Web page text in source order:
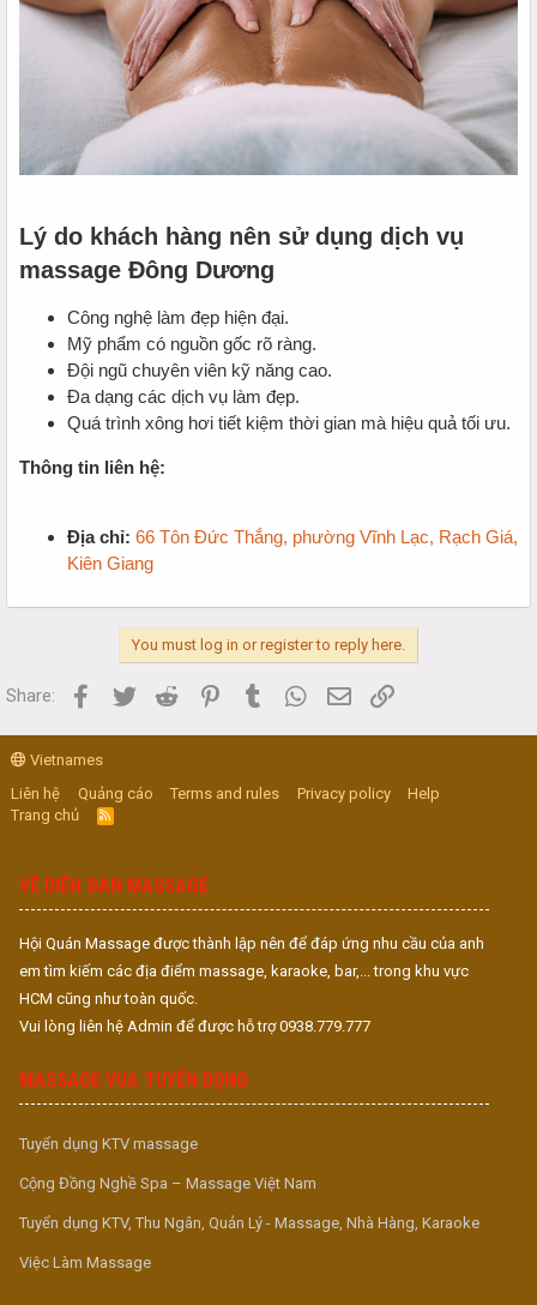
Lý do khách hàng nên sử dụng dịch vụ
massage Đông Dương
Công nghệ làm đẹp hiện đại.
Mỹ phẩm có nguồn gốc rõ ràng.
Đội ngũ chuyên viên kỹ năng cao.
Đa dạng các dịch vụ làm đẹp.
Quá trình xông hơi tiết kiệm thời gian mà hiệu quả tối ưu.
Thông tin liên hệ:
Địa chỉ: 66 Tôn Đức Thắng, phường Vĩnh Lạc, Rạch Giá,
Kiên Giang
You must log in or register to reply here.
Share: Facebook
Twitter Reddit PinterestTumblr WhatsApp
Email
Vietnames
Liên hệ
Quảng cáo Terms and rules Privacy policy
Help
Trang chủ
R
S
VỀ DIỄN ĐÀN MASSAGE
Hội Quán Massage được thành lập nên để đáp ứng nhu cầu của anh
em tìm kiếm các địa điểm massage, karaoke, bar,... trong khu vực
HCM cũng như toàn quốc.
Vui lòng liên hệ Admin để được hỗ trợ 0938.779.777
MASSAGE VUA TUYỂN DỤNG
Tuyển dụng KTV massage
Cộng Đồng Nghề Spa – Massage Việt Nam
Tuyển dụng KTV, Thu Ngân, Quản Lý - Massage, Nhà Hàng, Karaoke
Việc Làm Massage